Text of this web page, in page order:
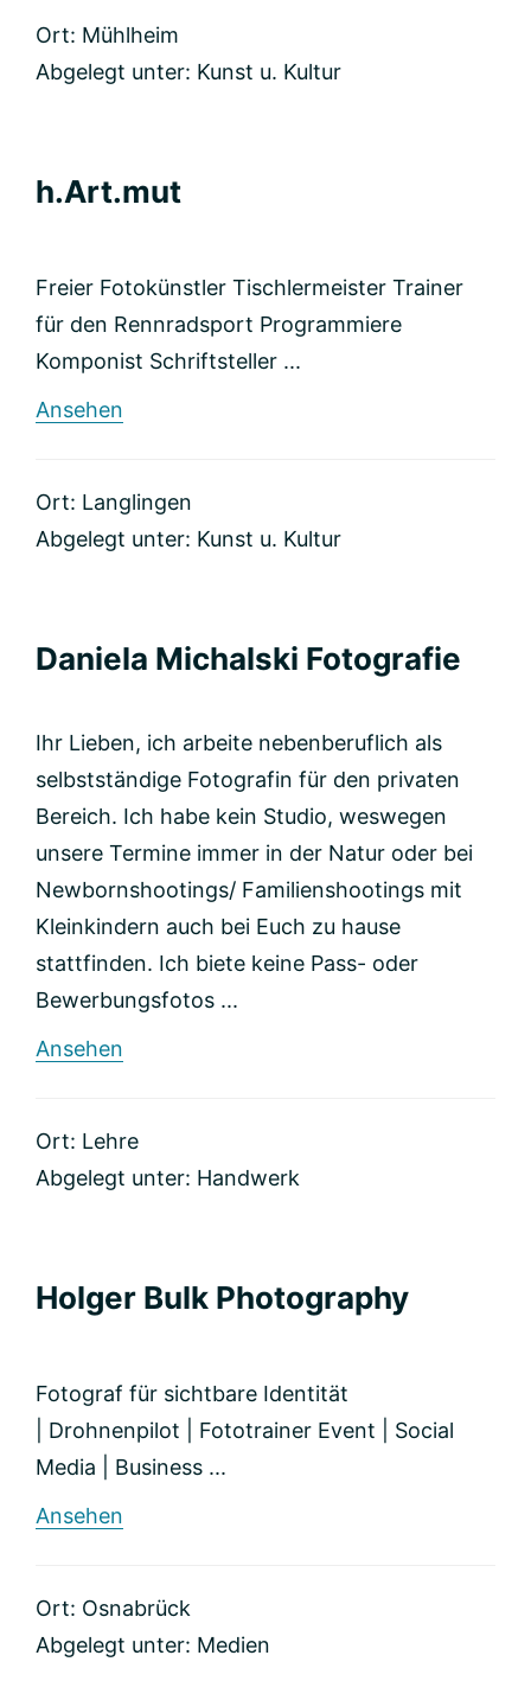
Ort: Mühlheim
Abgelegt unter: Kunst u. Kultur
h.Art.mut
Freier Fotokünstler Tischlermeister Trainer
für den Rennradsport Programmiere
Komponist Schriftsteller ...
Ansehen
Ort: Langlingen
Abgelegt unter: Kunst u. Kultur
Daniela Michalski Fotografie
Ihr Lieben, ich arbeite nebenberuflich als
selbstständige Fotografin für den privaten
Bereich. Ich habe kein Studio, weswegen
unsere Termine immer in der Natur oder bei
Newbornshootings/ Familienshootings mit
Kleinkindern auch bei Euch zu hause
stattfinden. Ich biete keine Pass- oder
Bewerbungsfotos ...
Ansehen
Ort: Lehre
Abgelegt unter: Handwerk
Holger Bulk Photography
Fotograf für sichtbare Identität
| Drohnenpilot | Fototrainer Event | Social
Media | Business ...
Ansehen
Ort: Osnabrück
Abgelegt unter: Medien